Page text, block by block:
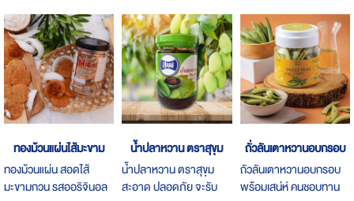
Direction
ทองม้วนแผ่นไส้มะขาม
ทองม้วนแผ่น สอดไส้
มะขามกวน รสออริจินอล
น้ำปลาหวาน ตราสุขุม
น้ำปลาหวาน ตราสุขุม
สะอาด ปลอดภัย จะรับ
ถั่วลันเตาหวานอบกรอบ
ถัวลันเตาหวานอบกรอบ
พร้อมเสน่ห์ คนชอบทาน